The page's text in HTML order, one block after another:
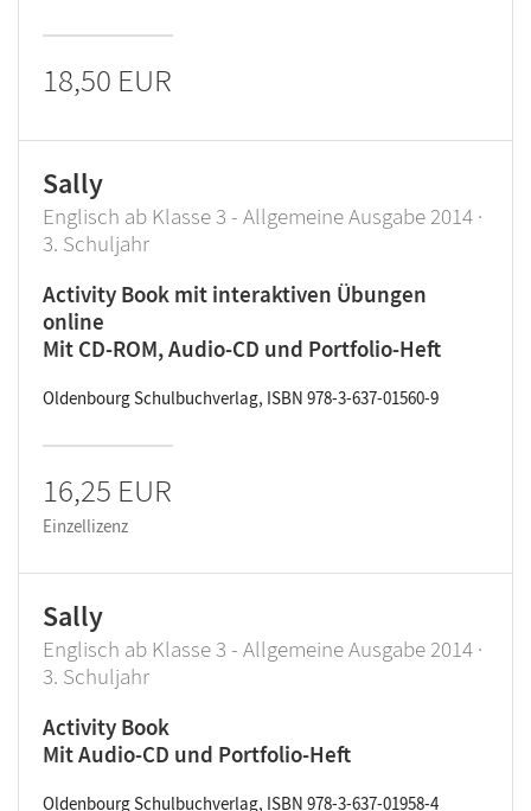
18,50 EUR
Sally
Englisch ab Klasse 3 - Allgemeine Ausgabe 2014 ·
3. Schuljahr
Activity Book mit interaktiven Übungen
online
Mit CD-ROM, Audio-CD und Portfolio-Heft
Oldenbourg Schulbuchverlag, ISBN 978-3-637-01560-9
16,25 EUR
Einzellizenz
Sally
Englisch ab Klasse 3 - Allgemeine Ausgabe 2014 ·
3. Schuljahr
Activity Book
Mit Audio-CD und Portfolio-Heft
Oldenbourg Schulbuchverlag, ISBN 978-3-637-01958-4